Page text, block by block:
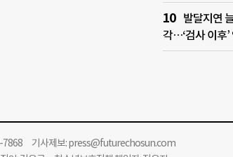
발달지연
각…‘검사 이후
7868 기사제보:press@futurechosun.com